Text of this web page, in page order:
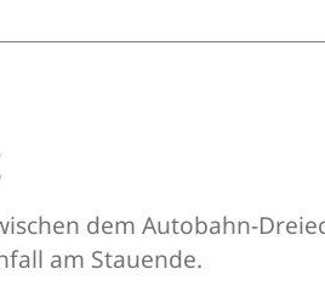
dem Autobahn-
am Stauende.